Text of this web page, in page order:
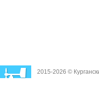
2015-2026 ©